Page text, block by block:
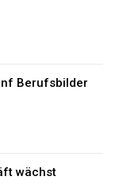
Berufsbilder
wächst